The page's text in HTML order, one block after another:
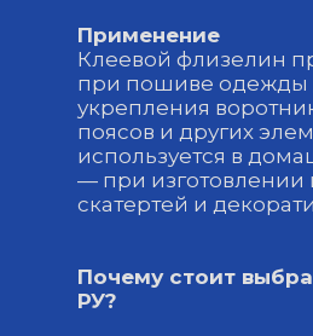
Применение
Клеевой флизелин
при пошиве одежды
укрепления
поясов и других
используется в
— при изготовлении
скатертей и
Почему стоит
РУ?